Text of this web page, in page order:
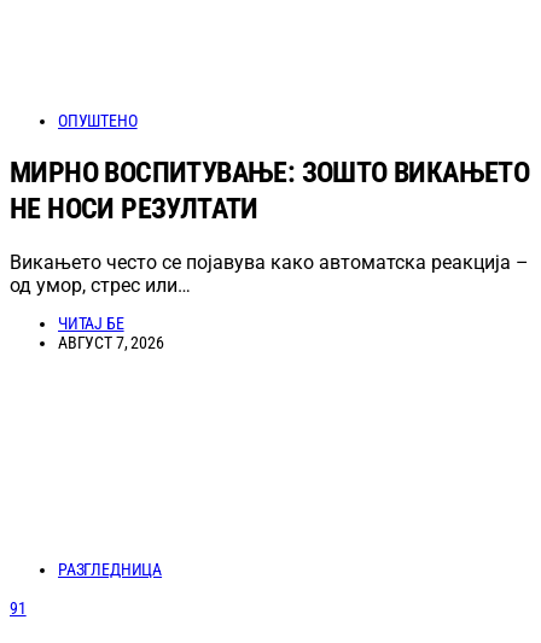
ОПУШТЕНО
МИРНО ВОСПИТУВАЊЕ: ЗОШТО ВИКАЊЕТО
НЕ НОСИ РЕЗУЛТАТИ
Викањето често се појавува како автоматска реакција –
од умор, стрес или…
ЧИТАЈ БЕ
АВГУСТ 7, 2026
РАЗГЛЕДНИЦА
91